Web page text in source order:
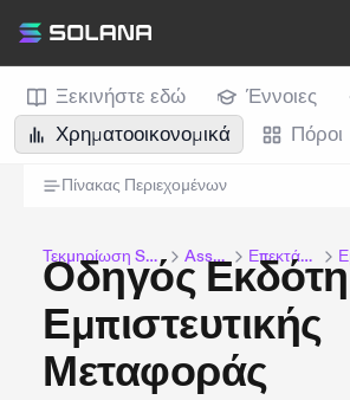
Ξεκινήστε εδώ Έννοιες
Χρηματοοικονομικά
Πόροι
Πίνακας Περιεχομένων
Τεκμηρίωση Solana Assets Επεκτάσεις
Οδηγός Εκδότη
Εμπιστευτικής
Μεταφοράς